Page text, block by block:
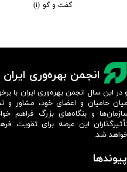
گفت و گو (۱)
انجمن بهره‌وری ایران
پیوندها
در این سال انجمن بهره‌وری ایران با
حامیان و اعضای خود، مشاور و
و بنگاه‌های بزرگ فراهم
این عرصه برای تقویت
شد.​​​​​​​